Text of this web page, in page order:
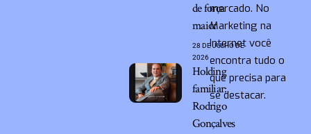
de força
maior
28 DE JULHO DE
2026
Holding
familiar:
Rodrigo
Gonçalves
mercado. No
Marketing na
Internet você
encontra tudo o
que precisa para
se destacar.